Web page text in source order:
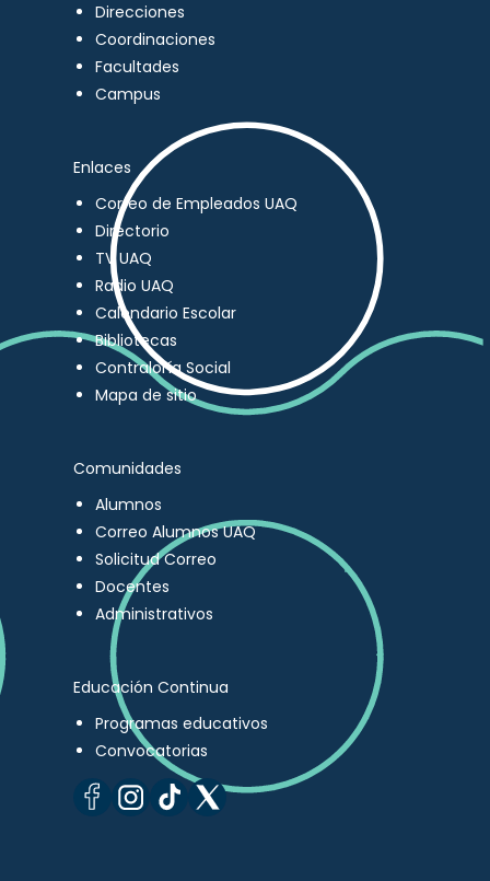
Direcciones
Coordinaciones
Facultades
Campus
Enlaces
Correo de Empleados UAQ
Directorio
TV UAQ
Radio UAQ
Calendario Escolar
Bibliotecas
Contraloría Social
Mapa de sitio
Comunidades
Alumnos
Correo Alumnos UAQ
Solicitud Correo
Docentes
Administrativos
Educación Continua
Programas educativos
Convocatorias